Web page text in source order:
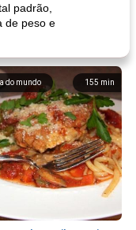
padrão,
de peso e
155 min
do mundo